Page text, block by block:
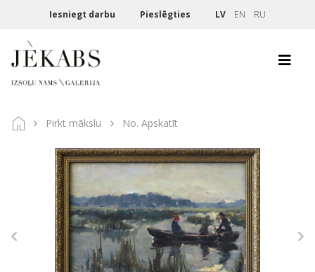
Iesniegt darbu Pieslēgties LV EN RU
Pirkt mākslu No. Apskatīt